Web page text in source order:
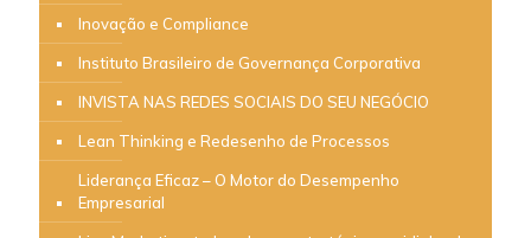
Inovação e Compliance
Instituto Brasileiro de Governança Corporativa
INVISTA NAS REDES SOCIAIS DO SEU NEGÓCIO
Lean Thinking e Redesenho de Processos
Liderança Eficaz – O Motor do Desempenho
Empresarial